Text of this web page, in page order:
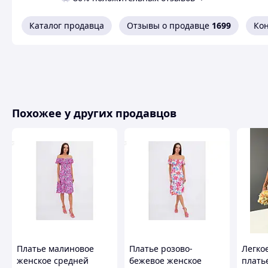
Размеры: 42-44, 46-48
Ткань: турецкий лён.
Люкс качество
Каталог продавца Отзывы о продавце 1699
Похожее у других продавцов
Платье малиновое
женское средней
Платье розово-
бежевое женское